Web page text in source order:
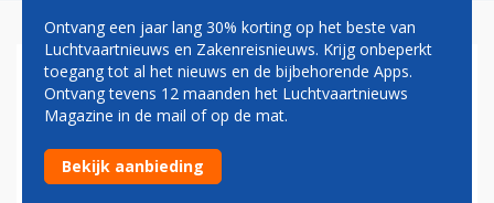
FAILLISSEMENT REPUBLIC
SCHAADT JAARCIJFERS
EMBRAER
Ontvang een jaar lang 30% korting op het beste van
Luchtvaartnieuws en Zakenreisnieuws. Krijg onbeperkt
toegang tot al het nieuws en de bijbehorende Apps.
Ontvang tevens 12 maanden het Luchtvaartnieuws
Magazine in de mail of op de mat.
Bekijk aanbieding